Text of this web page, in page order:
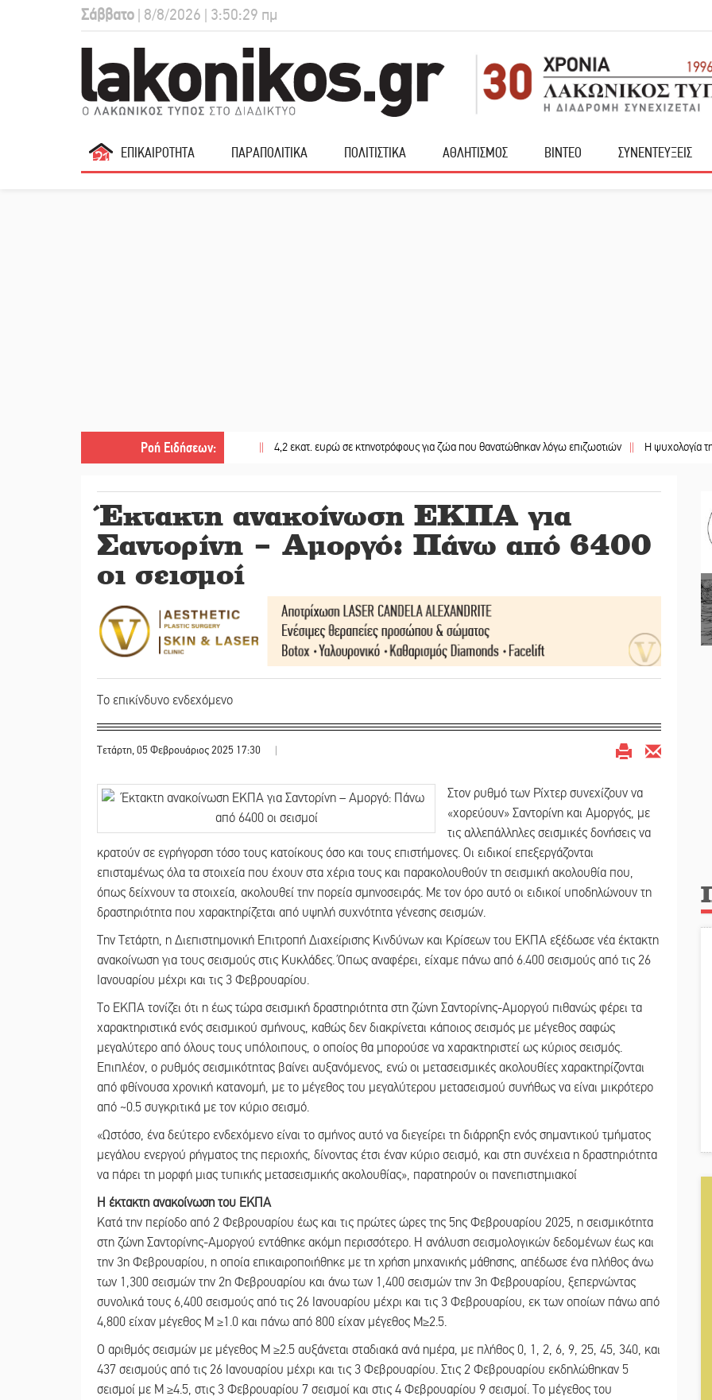
Σάββατο | 8/8/2026 | 3:50:30 πμ
ΕΠΙΚΑΙΡΟΤΗΤΑ ΠΑΡΑΠΟΛΙΤΙΚΑ ΠΟΛΙΤΙΣΤΙΚΑ ΑΘΛΗΤΙΣΜΟΣ ΒΙΝΤΕΟ ΣΥΝΕΝΤΕΥΞΕΙΣ
Ροή Ειδήσεων:
|| 4,2 εκατ. ευρώ σε κτηνοτρόφους για ζώα που θανατώθηκαν λόγω επιζωοτιών || Η ψυχολογία της
Έκτακτη ανακοίνωση ΕΚΠΑ για
Σαντορίνη – Αμοργό: Πάνω από 6400
οι σεισμοί
Το επικίνδυνο ενδεχόμενο
Τετάρτη, 05 Φεβρουάριος 2025 17:30 |
Στον ρυθμό των Ρίχτερ συνεχίζουν να
«χορεύουν» Σαντορίνη και Αμοργός, με
τις αλλεπάλληλες σεισμικές δονήσεις να
κρατούν σε εγρήγορση τόσο τους κατοίκους όσο και τους επιστήμονες. Οι ειδικοί επεξεργάζονται
επισταμένως όλα τα στοιχεία που έχουν στα χέρια τους και παρακολουθούν τη σεισμική ακολουθία που,
όπως δείχνουν τα στοιχεία, ακολουθεί την πορεία σμηνοσειράς. Με τον όρο αυτό οι ειδικοί υποδηλώνουν τη
δραστηριότητα που χαρακτηρίζεται από υψηλή συχνότητα γένεσης σεισμών.
Την Τετάρτη, η Διεπιστημονική Επιτροπή Διαχείρισης Κινδύνων και Κρίσεων του ΕΚΠΑ εξέδωσε νέα έκτακτη
ανακοίνωση για τους σεισμούς στις Κυκλάδες. Όπως αναφέρει, είχαμε πάνω από 6.400 σεισμούς από τις 26
Ιανουαρίου μέχρι και τις 3 Φεβρουαρίου.
Το ΕΚΠΑ τονίζει ότι η έως τώρα σεισμική δραστηριότητα στη ζώνη Σαντορίνης-Αμοργού πιθανώς φέρει τα
χαρακτηριστικά ενός σεισμικού σμήνους, καθώς δεν διακρίνεται κάποιος σεισμός με μέγεθος σαφώς
μεγαλύτερο από όλους τους υπόλοιπους, ο οποίος θα μπορούσε να χαρακτηριστεί ως κύριος σεισμός.
Επιπλέον, ο ρυθμός σεισμικότητας βαίνει αυξανόμενος, ενώ οι μετασεισμικές ακολουθίες χαρακτηρίζονται
από φθίνουσα χρονική κατανομή, με το μέγεθος του μεγαλύτερου μετασεισμού συνήθως να είναι μικρότερο
από ~0.5 συγκριτικά με τον κύριο σεισμό.
«Ωστόσο, ένα δεύτερο ενδεχόμενο είναι το σμήνος αυτό να διεγείρει τη διάρρηξη ενός σημαντικού τμήματος
μεγάλου ενεργού ρήγματος της περιοχής, δίνοντας έτσι έναν κύριο σεισμό, και στη συνέχεια η δραστηριότητα
να πάρει τη μορφή μιας τυπικής μετασεισμικής ακολουθίας», παρατηρούν οι πανεπιστημιακοί
Η έκτακτη ανακοίνωση του ΕΚΠΑ
Κατά την περίοδο από 2 Φεβρουαρίου έως και τις πρώτες ώρες της 5ης Φεβρουαρίου 2025, η σεισμικότητα
στη ζώνη Σαντορίνης-Αμοργού εντάθηκε ακόμη περισσότερο. Η ανάλυση σεισμολογικών δεδομένων έως και
την 3η Φεβρουαρίου, η οποία επικαιροποιήθηκε με τη χρήση μηχανικής μάθησης, απέδωσε ένα πλήθος άνω
των 1,300 σεισμών την 2η Φεβρουαρίου και άνω των 1,400 σεισμών την 3η Φεβρουαρίου, ξεπερνώντας
συνολικά τους 6,400 σεισμούς από τις 26 Ιανουαρίου μέχρι και τις 3 Φεβρουαρίου, εκ των οποίων πάνω από
4,800 είχαν μέγεθος Μ ≥1.0 και πάνω από 800 είχαν μέγεθος Μ≥2.5.
Ο αριθμός σεισμών με μέγεθος Μ ≥2.5 αυξάνεται σταδιακά ανά ημέρα, με πλήθος 0, 1, 2, 6, 9, 25, 45, 340, και
437 σεισμούς από τις 26 Ιανουαρίου μέχρι και τις 3 Φεβρουαρίου. Στις 2 Φεβρουαρίου εκδηλώθηκαν 5
σεισμοί με Μ ≥4.5, στις 3 Φεβρουαρίου 7 σεισμοί και στις 4 Φεβρουαρίου 9 σεισμοί. Το μέγεθος του